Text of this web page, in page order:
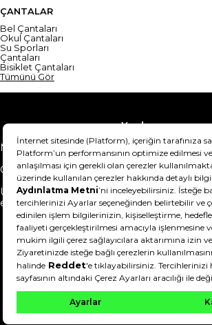
ÇANTALAR
Bel Çantaları
Okul Çantaları
Su Sporları
Çantaları
Bisiklet Çantaları
Tümünü Gör
Yardım
Mesafeli Satış Sözleşmesi
Teslimat
Gizlilik Sözleşmesi
Şartlar &
Ürünümü nasıl iade
edebilirim?
Hakkımızda
DeFactoFIT ©️ 2022-2026. Tüm hakları
21